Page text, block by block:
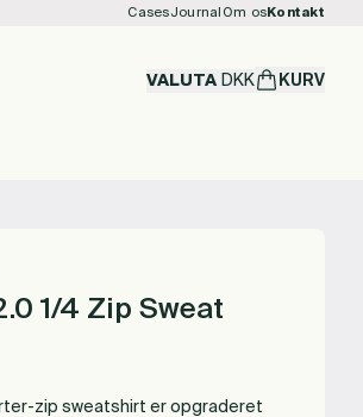
CasesJournal Om osKontakt
VALUTA DKK KURV
1/4 Zip Sweat
zip sweatshirt er opgraderet